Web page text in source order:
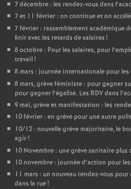
7 décembre : les rendez-vous dans
7 et 11 février : on continue et on
7 février : rassemblement académique
finir avec les retards de salaires !
8 octobre : Pour les salaires, pour
travail!
8 mars : journée internationale pour
8 mars, grève féministe : pour gagner
pour gagner l’égalité. Les RDV dans
9 mai, grève et manifestation : les
10 février : en grève pour une autre
10/12 : nouvelle grève majoritaire, le
agir!
10 Novembre : une grève sanitaire plus
10 novembre : journée d’action pour
11 mars : un nouveau rendez-vous
dans la rue!